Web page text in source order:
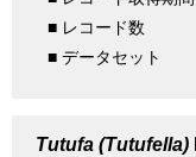
■ レコード数
■ データセット
Tutufa (Tutufella)